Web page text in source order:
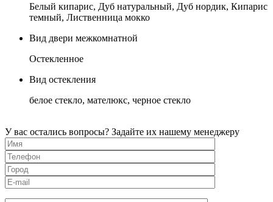
Белый кипарис, Дуб натуральный, Дуб нордик, Кипарис
темный, Лиственница мокко
Вид двери межкомнатной
Остекленное
Вид остекления
белое стекло, мателюкс, черное стекло
У вас остались вопросы? Задайте их нашему менеджеру